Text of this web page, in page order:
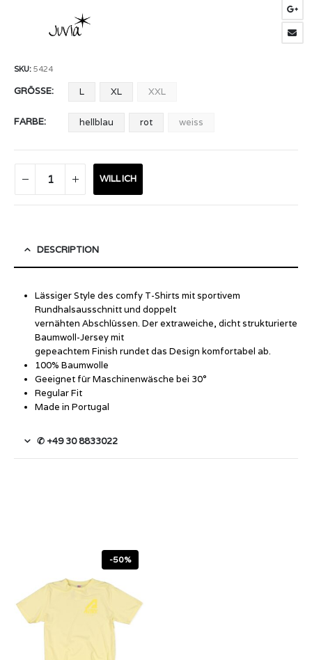
SKU: 5424
GRÖSSE L XL XXL
FARBE hellblau rot weiss
WILL ICH
DESCRIPTION
Lässiger Style des comfy T-Shirts mit sportivem
Rundhalsausschnitt und doppelt
vernähten Abschlüssen. Der extraweiche, dicht strukturierte
Baumwoll-Jersey mit
gepeachtem Finish rundet das Design komfortabel ab.
100% Baumwolle
Geeignet für Maschinenwäsche bei 30°
Regular Fit
Made in Portugal
✆ +49 30 8833022
-50%